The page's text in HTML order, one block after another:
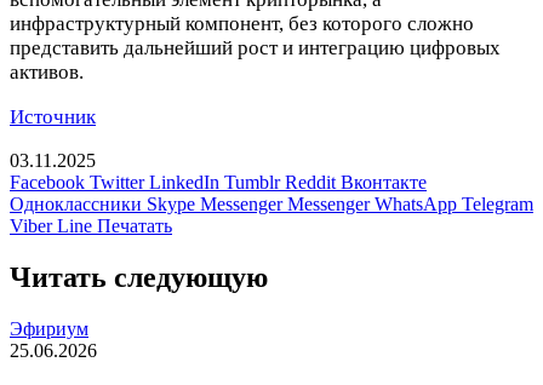
инфраструктурный компонент, без которого сложно
представить дальнейший рост и интеграцию цифровых
активов.
Источник
03.11.2025
Facebook Twitter LinkedIn Tumblr Reddit Вконтакте
Одноклассники Skype Messenger Messenger WhatsApp Telegram
Viber Line Печатать
Читать следующую
Эфириум
25.06.2026